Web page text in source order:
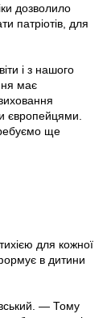
дозволило
патріотів, для
і з нашого
має
європейцями.
ще
для кожної
в дитини
— Тому